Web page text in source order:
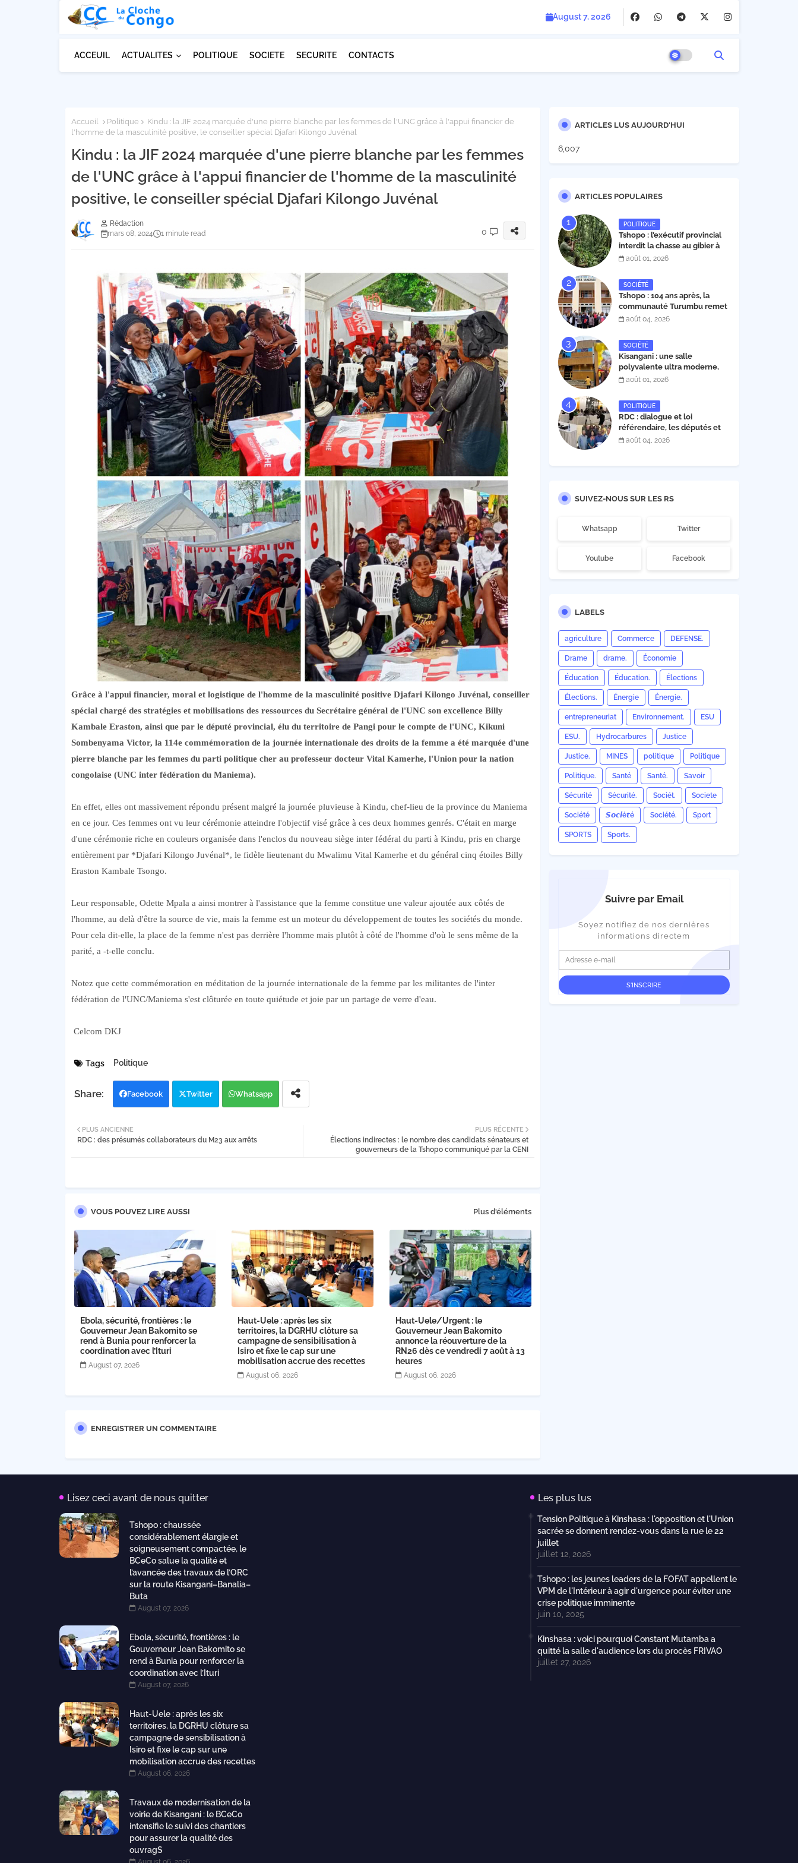
August 7, 2026
ACCEUIL ACTUALITES POLITIQUE SOCIETE SECURITE CONTACTS
Accueil Politique
Kindu : la JIF 2024 marquée d'une pierre blanche par les femmes de l'UNC grâce à l'appui financier de
l'homme de la masculinité positive, le conseiller spécial Djafari Kilongo Juvénal
Kindu : la JIF 2024 marquée d'une pierre blanche par les femmes
de l'UNC grâce à l'appui financier de l'homme de la masculinité
positive, le conseiller spécial Djafari Kilongo Juvénal
Rédaction
mars 08, 2024
1 minute read 0
Grâce à l'appui financier, moral et logistique de l'homme de la masculinité positive Djafari Kilongo Juvénal, conseiller
spécial chargé des stratégies et mobilisations des ressources du Secrétaire général de l'UNC son excellence Billy
Kambale Eraston, ainsi que par le député provincial, élu du territoire de Pangi pour le compte de l'UNC, Kikuni
Sombenyama Victor, la 114e commémoration de la journée internationale des droits de la femme a été marquée d'une
pierre blanche par les femmes du parti politique cher au professeur docteur Vital Kamerhe, l'Union pour la nation
congolaise (UNC inter fédération du Maniema).
En effet, elles ont massivement répondu présent malgré la journée pluvieuse à Kindu, chef-lieu de la province du Maniema
en ce jour. Ces femmes ont vu leur cérémonie atteindre l'objectif visé grâce à ces deux hommes genrés. C'était en marge
d'une cérémonie riche en couleurs organisée dans l'enclos du nouveau siège inter fédéral du parti à Kindu, pris en charge
entièrement par *Djafari Kilongo Juvénal*, le fidèle lieutenant du Mwalimu Vital Kamerhe et du général cinq étoiles Billy
Eraston Kambale Tsongo.
Leur responsable, Odette Mpala a ainsi montrer à l'assistance que la femme constitue une valeur ajoutée aux côtés de
l'homme, au delà d'être la source de vie, mais la femme est un moteur du développement de toutes les sociétés du monde.
Pour cela dit-elle, la place de la femme n'est pas derrière l'homme mais plutôt à côté de l'homme d'où le sens même de la
parité, a -t-elle conclu.
Notez que cette commémoration en méditation de la journée internationale de la femme par les militantes de l'inter
fédération de l'UNC/Maniema s'est clôturée en toute quiétude et joie par un partage de verre d'eau.
Celcom DKJ
Tags Politique
Facebook Twitter Whatsapp
PLUS RÉCENTE
Élections indirectes : le nombre des candidats sénateurs et
gouverneurs de la Tshopo communiqué par la CENI
PLUS ANCIENNE
RDC : des présumés collaborateurs du M23 aux arrêts
VOUS POUVEZ LIRE AUSSI Plus d'éléments
Ebola, sécurité, frontières : le
Gouverneur Jean Bakomito se
rend à Bunia pour renforcer la
coordination avec l’Ituri
August 07, 2026
Haut-Uele : après les six
territoires, la DGRHU clôture sa
campagne de sensibilisation à
Isiro et fixe le cap sur une
mobilisation accrue des recettes
August 06, 2026
Haut-Uele/Urgent : le
Gouverneur Jean Bakomito
annonce la réouverture de la
RN26 dès ce vendredi 7 août à 13
heures
August 06, 2026
ENREGISTRER UN COMMENTAIRE
ARTICLES LUS AUJOURD'HUI
6,007
ARTICLES POPULAIRES
POLITIQUE
Tshopo : l’exécutif provincial
interdit la chasse au gibier à
poil et à plume du 1er août au
août 01, 2026
SOCIÉTÉ
Tshopo : 104 ans après, la
communauté Turumbu remet
enfin son cahier des charges à
structurants proposés
août 04, 2026
SOCIÉTÉ
Kisangani : une salle
polyvalente ultra moderne,
construite par l'entrepreneur
dans la commune de Kabondo
août 01, 2026
POLITIQUE
RDC : dialogue et loi
référendaire, les députés et
sénateurs de l’UDPS et sa
août 04, 2026
SUIVEZ-NOUS SUR LES RS
Whatsapp Twitter
Youtube Facebook
LABELS
agriculture Commerce DEFENSE.
Drame drame. Économie
Éducation Éducation. Élections
Élections. Énergie Énergie.
entrepreneuriat Environnement. ESU
ESU. Hydrocarbures Justice
Justice. MINES politique Politique
Politique. Santé Santé. Savoir
Sécurité Sécurité. Sociét. Societe
Société 𝙎𝙤𝙘𝙞é𝙩é Société. Sport
SPORTS Sports.
Suivre par Email
Soyez notifiez de nos dernières
informations directem
Lisez ceci avant de nous quitter
Tshopo : chaussée
considérablement élargie et
soigneusement compactée, le
BCeCo salue la qualité et
l’avancée des travaux de l’ORC
sur la route Kisangani–Banalia–
Buta
August 07, 2026
Ebola, sécurité, frontières : le
Gouverneur Jean Bakomito se
rend à Bunia pour renforcer la
coordination avec l’Ituri
August 07, 2026
Haut-Uele : après les six
territoires, la DGRHU clôture sa
campagne de sensibilisation à
Isiro et fixe le cap sur une
mobilisation accrue des recettes
August 06, 2026
Travaux de modernisation de la
voirie de Kisangani : le BCeCo
intensifie le suivi des chantiers
pour assurer la qualité des
ouvragS
Les plus lus
Tension Politique à Kinshasa : l'opposition et l'Union
sacrée se donnent rendez-vous dans la rue le 22
juillet
juillet 12, 2026
Tshopo : les jeunes leaders de la FOFAT appellent le
VPM de l'Intérieur à agir d'urgence pour éviter une
crise politique imminente
juin 10, 2025
Kinshasa : voici pourquoi Constant Mutamba a
quitté la salle d'audience lors du procès FRIVAO
juillet 27, 2026